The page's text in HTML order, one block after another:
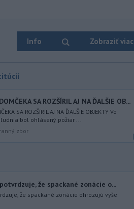
Info Zobraziť viac
SA ROZŠÍRIL AJ NA ĎALŠIE OB...
SA ROZŠÍRIL AJ NA ĎALŠIE OBJEKTY Vo
bol ohlásený požiar ...
zbor
že spackané zonácie o...
že spackané zonácie ohrozujú vyše